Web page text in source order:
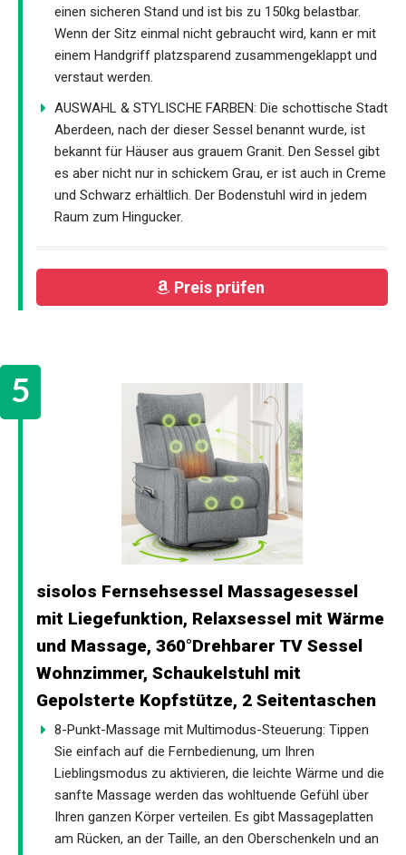
einen sicheren Stand und ist bis zu 150kg belastbar.
Wenn der Sitz einmal nicht gebraucht wird, kann er mit
einem Handgriff platzsparend zusammengeklappt und
verstaut werden.
AUSWAHL & STYLISCHE FARBEN: Die schottische Stadt
Aberdeen, nach der dieser Sessel benannt wurde, ist
bekannt für Häuser aus grauem Granit. Den Sessel gibt
es aber nicht nur in schickem Grau, er ist auch in Creme
und Schwarz erhältlich. Der Bodenstuhl wird in jedem
Raum zum Hingucker.
Preis prüfen
sisolos Fernsehsessel Massagesessel
mit Liegefunktion, Relaxsessel mit Wärme
und Massage, 360°Drehbarer TV Sessel
Wohnzimmer, Schaukelstuhl mit
Gepolsterte Kopfstütze, 2 Seitentaschen
8-Punkt-Massage mit Multimodus-Steuerung: Tippen
Sie einfach auf die Fernbedienung, um Ihren
Lieblingsmodus zu aktivieren, die leichte Wärme und die
sanfte Massage werden das wohltuende Gefühl über
Ihren ganzen Körper verteilen. Es gibt Massageplatten
am Rücken, an der Taille, an den Oberschenkeln und an